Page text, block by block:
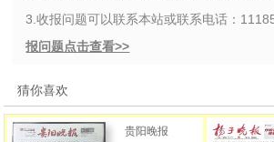
3.收报问题可以联系本站或联系电话：
报问题点击查看>>
猜你喜欢
贵阳晚报